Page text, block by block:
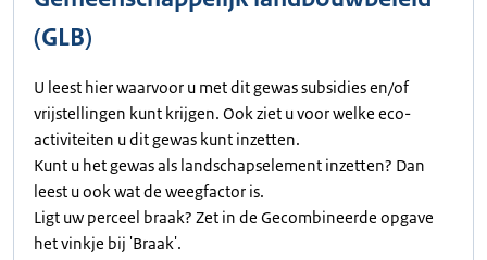
(GLB)
U leest hier waarvoor u met dit gewas subsidies en/of
vrijstellingen kunt krijgen. Ook ziet u voor welke eco-
activiteiten u dit gewas kunt inzetten.
Kunt u het gewas als landschapselement inzetten? Dan
leest u ook wat de weegfactor is.
Ligt uw perceel braak? Zet in de Gecombineerde opgave
het vinkje bij 'Braak'.